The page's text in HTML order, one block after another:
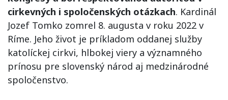
cirkevných i spoločenských otázkach. Kardinál
Jozef Tomko zomrel 8. augusta v roku 2022 v
Ríme. Jeho život je príkladom oddanej služby
katolíckej cirkvi, hlbokej viery a významného
prínosu pre slovenský národ aj medzinárodné
spoločenstvo.